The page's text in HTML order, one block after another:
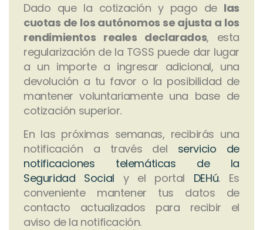
Dado que la cotización y pago de las
cuotas de los autónomos se ajusta a los
rendimientos reales declarados, esta
regularización de la TGSS puede dar lugar
a un importe a ingresar adicional, una
devolución a tu favor o la posibilidad de
mantener voluntariamente una base de
cotización superior.
En las próximas semanas, recibirás una
notificación a través del servicio de
notificaciones telemáticas de la
Seguridad Social y el portal DEHú. Es
conveniente mantener tus datos de
contacto actualizados para recibir el
aviso de la notificación.